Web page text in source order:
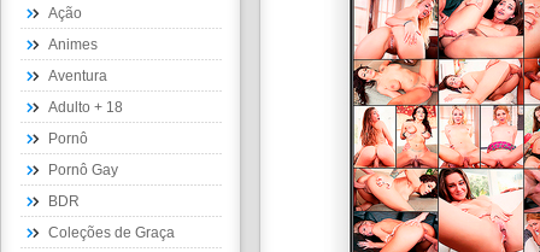
Ação
Animes
Aventura
Adulto + 18
Pornô
Pornô Gay
BDR
Coleções de Graça